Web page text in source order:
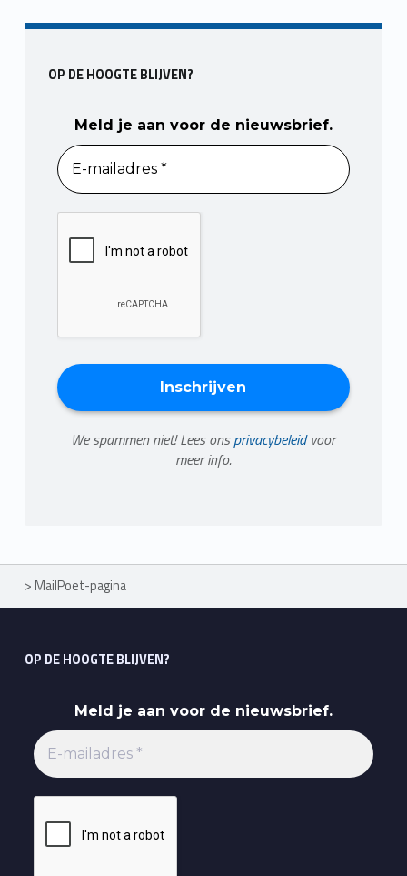
OP DE HOOGTE BLIJVEN?
Meld je aan voor de nieuwsbrief.
We spammen niet! Lees onsprivacybeleidvoor
meer info.
> MailPoet-pagina
OP DE HOOGTE BLIJVEN?
Meld je aan voor de nieuwsbrief.